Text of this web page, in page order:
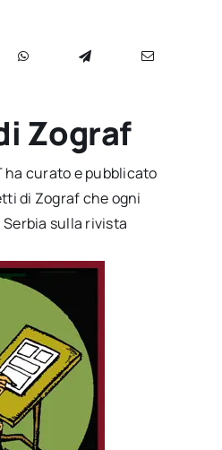
Zograf
ha curato e pubblicato
di Zograf che ogni
sulla rivista